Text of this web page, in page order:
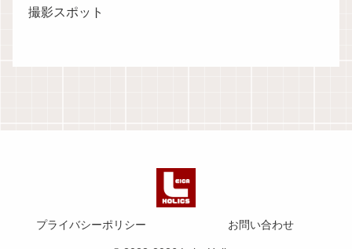
撮影スポット
プライバシーポリシー お問い合わせ